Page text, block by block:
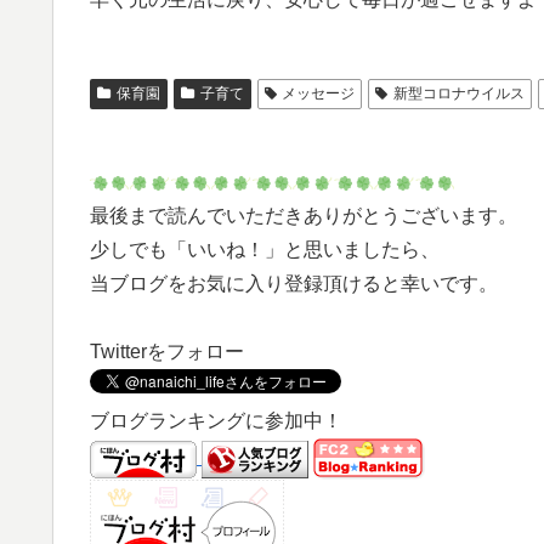
保育園 子育て メッセージ 新型コロナウイルス
最後まで読んでいただきありがとうございます。
少しでも「いいね！」と思いましたら、
当ブログをお気に入り登録頂けると幸いです。
Twitterをフォロー
ブログランキングに参加中！